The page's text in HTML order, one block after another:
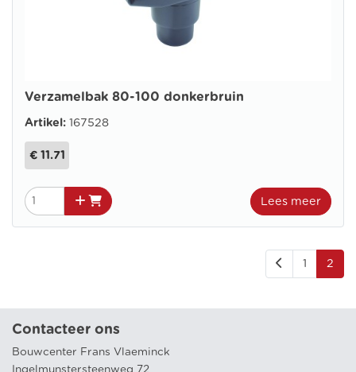
Verzamelbak 80-100 donkerbruin
Artikel: 167528
€ 11.71
Lees meer
1 2
Contacteer ons
Bouwcenter Frans Vlaeminck